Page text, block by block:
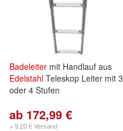
Badeleiter mit Handlauf aus
Edelstahl Teleskop Leiter mit 3
oder 4 Stufen
ab 172,99 €
+ 9,20 € Versand